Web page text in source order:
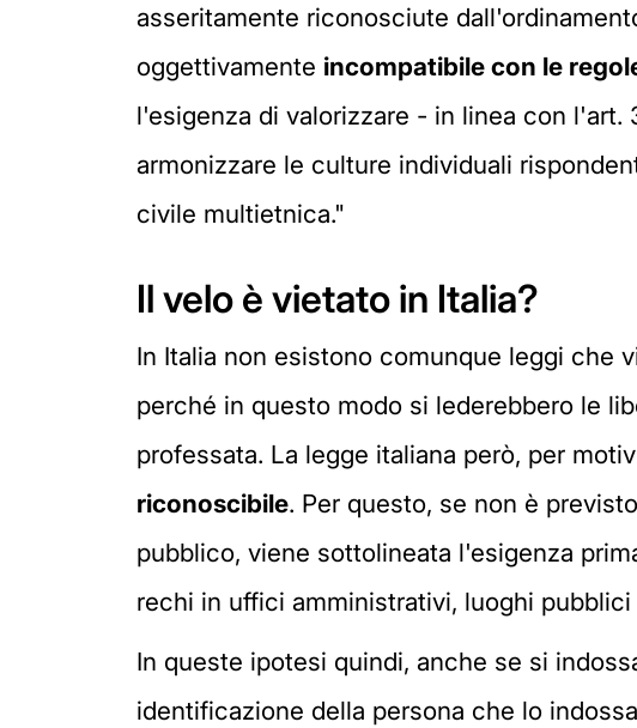
asseritamente riconosciute
oggettivamente incompatibile con le
l'esigenza di valorizzare - in linea con l'art.
armonizzare le culture individuali
civile multietnica."
Il velo è vietato in Italia?
In Italia non esistono comunque leggi che
perché in questo modo si lederebbero le
professata. La legge italiana però, per
riconoscibile. Per questo, se non è
pubblico, viene sottolineata l'esigenza
rechi in uffici amministrativi, luoghi
In queste ipotesi quindi, anche se si
identificazione della persona che lo